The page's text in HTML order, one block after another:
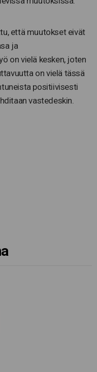
että muutokset eivät
ja
on vielä kesken, joten
on vielä tässä
positiivisesti
vastedeskin.